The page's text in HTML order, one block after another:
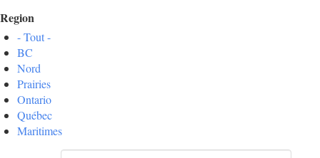
Region
- Tout -
BC
Nord
Prairies
Ontario
Québec
Maritimes